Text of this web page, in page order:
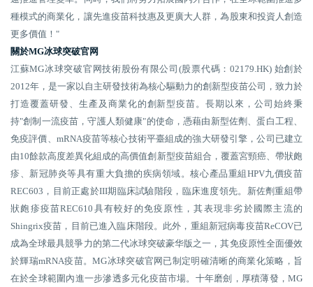
種模式的商業化，讓先進疫苗科技惠及更廣大人群，為股東和投資人創造
更多價值！"
關於MG冰球突破官网
江蘇MG冰球突破官网技術股份有限公司(股票代碼：02179.HK) 始創於
2012年，是一家以自主研發技術為核心驅動力的創新型疫苗公司，致力於
打造覆蓋研發、生產及商業化的創新型疫苗。長期以來，公司始終秉
持"創制一流疫苗，守護人類健康"的使命，憑藉由新型佐劑、蛋白工程、
免疫評價、mRNA疫苗等核心技術平臺組成的強大研發引擎，公司已建立
由10餘款高度差異化組成的高價值創新型疫苗組合，覆蓋宮頸癌、帶狀皰
疹、新冠肺炎等具有重大負擔的疾病領域。核心產品重組HPV九價疫苗
REC603，目前正處於III期臨床試驗階段，臨床進度領先。新佐劑重組帶
狀皰疹疫苗REC610具有較好的免疫原性，其表現非劣於國際主流的
Shingrix疫苗，目前已進入臨床階段。此外，重組新冠病毒疫苗ReCOV已
成為全球最具競爭力的第二代冰球突破豪华版之一，其免疫原性全面優效
於輝瑞mRNA疫苗。MG冰球突破官网已制定明確清晰的商業化策略，旨
在於全球範圍內進一步滲透多元化疫苗市場。十年磨劍，厚積薄發，MG